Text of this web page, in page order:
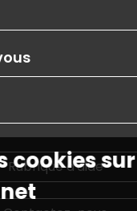
pros
graphique
RDV personnalisé
de vente
Rubrique d'aide
cookies sur